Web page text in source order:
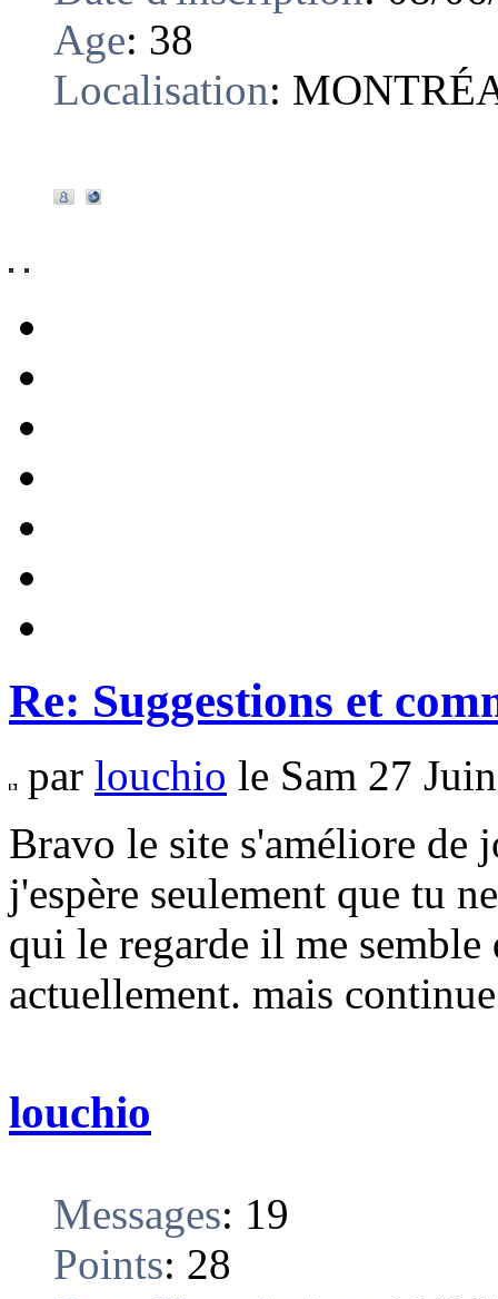
Age: 38
Localisation:
Re: Suggestions et
par louchio le Sam 27
Bravo le site s'améliore de
j'espère seulement que tu
qui le regarde il me semble
actuellement. mais
louchio
Messages: 19
Points: 28